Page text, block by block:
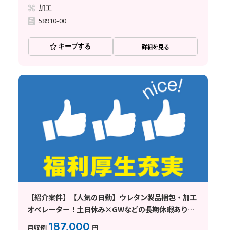
加工
58910-00
キープする 詳細を見る
【紹介案件】【人気の日勤】ウレタン製品梱包・加工
オペレーター！土日休み×GWなどの長期休暇あり◎
残業少なめ！
月収例 187,000 円